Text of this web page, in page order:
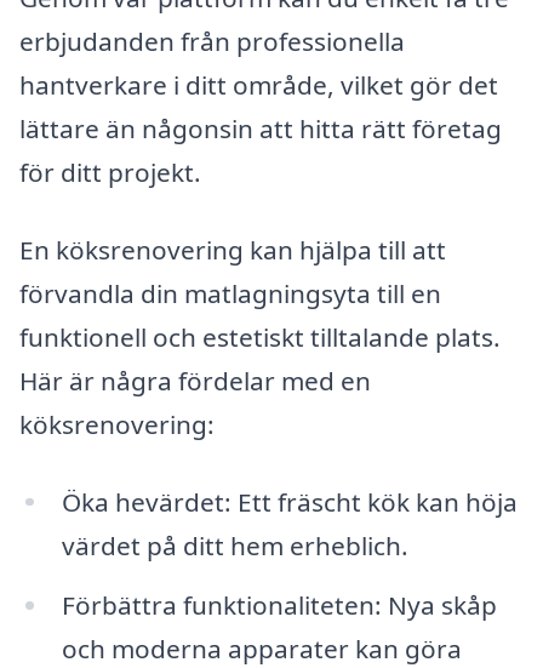
erbjudanden från professionella
hantverkare i ditt område, vilket gör det
lättare än någonsin att hitta rätt företag
för ditt projekt.
En köksrenovering kan hjälpa till att
förvandla din matlagningsyta till en
funktionell och estetiskt tilltalande plats.
Här är några fördelar med en
köksrenovering:
Öka hevärdet: Ett fräscht kök kan höja
värdet på ditt hem erheblich.
Förbättra funktionaliteten: Nya skåp
och moderna apparater kan göra